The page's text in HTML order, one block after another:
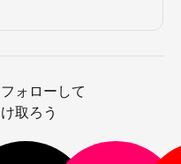
ォローして
取ろう